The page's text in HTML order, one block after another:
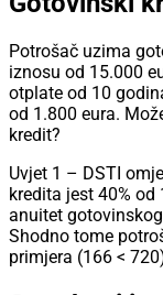
Potrošač uzima
iznosu od 15.000
otplate od 10
od 1.800 eura.
kredit?
Uvjet 1 – DSTI
kredita jest 40% od
anuitet
Shodno tome
primjera (166 <